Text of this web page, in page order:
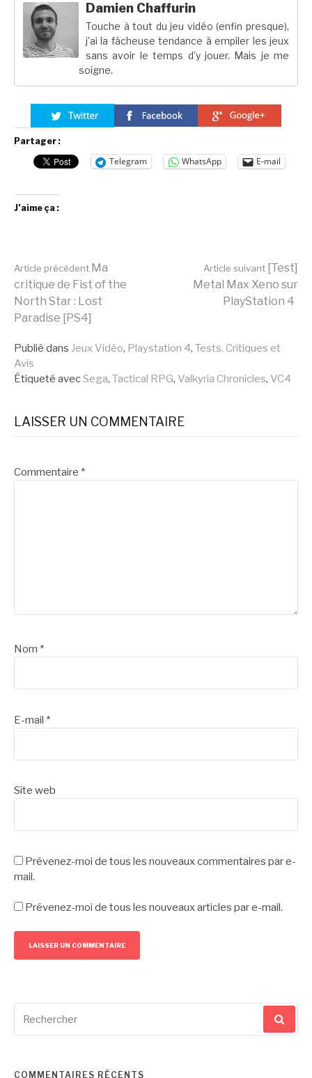
Damien Chaffurin
Touche à tout du jeu vidéo (enfin presque),
j'ai la fâcheuse tendance à empiler les jeux
sans avoir le temps d'y jouer. Mais je me
soigne.
Partager :
Telegram WhatsApp E-mail
J’aime ça :
Lire
la
suite
Article précédent Ma
critique de Fist of the
North Star : Lost
Paradise [PS4]
Article suivant [Test]
Metal Max Xeno sur
PlayStation 4
Publié dans Jeux Vidéo, Playstation 4, Tests, Critiques et
Avis
Étiqueté avecSega, Tactical RPG, Valkyria Chronicles, VC4
LAISSER UN COMMENTAIRE
Commentaire *
Nom *
E-mail *
Site web
Prévenez-moi de tous les nouveaux commentaires par e-
mail.
Prévenez-moi de tous les nouveaux articles par e-mail.
pour
COMMENTAIRES RÉCENTS